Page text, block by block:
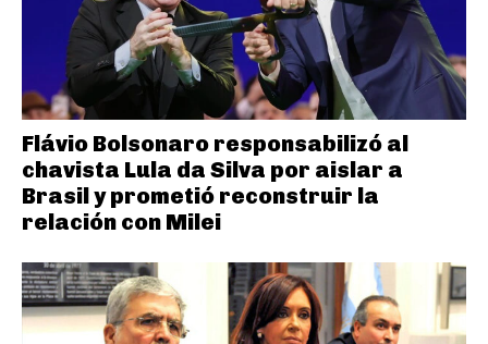
Flávio Bolsonaro responsabilizó al
chavista Lula da Silva por aislar a
Brasil y prometió reconstruir la
relación con Milei